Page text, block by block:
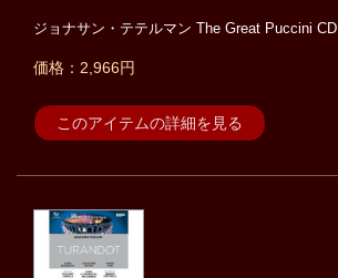
ジョナサン・テテルマン The Great Puccini CD
価格：2,966円
このアイテムの詳細を見る